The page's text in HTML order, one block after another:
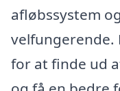
afløbssystem
velfungerende.
for at finde ud